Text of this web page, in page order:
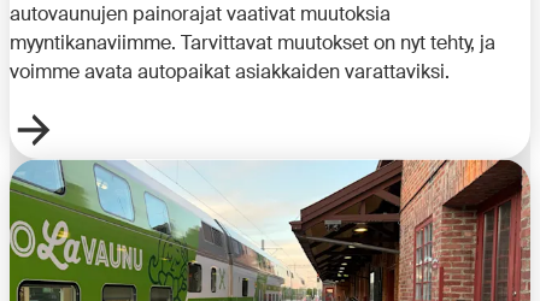
autovaunujen painorajat vaativat muutoksia
myyntikanaviimme. Tarvittavat muutokset on nyt tehty, ja
voimme avata autopaikat asiakkaiden varattaviksi.